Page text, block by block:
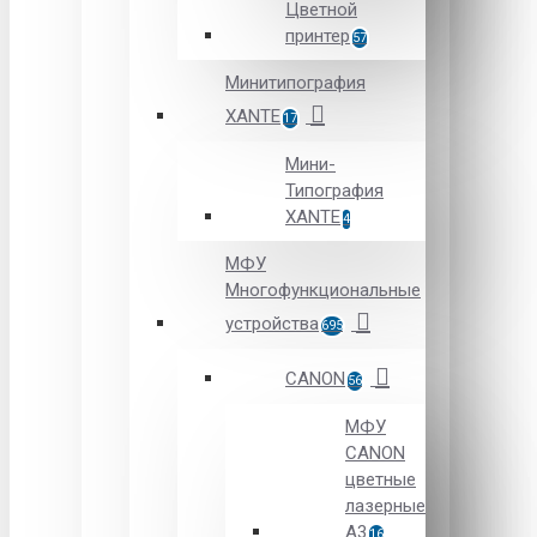
Цветной
принтер 57
Минитипография
XANTE17
Мини-
Типография
XANTE4
МФУ
Многофункциональные
устройства695
CANON 56
МФУ
CANON
цветные
лазерные
А3